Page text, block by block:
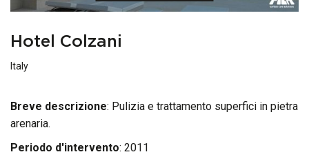
Hotel Colzani
Italy
Breve descrizione: Pulizia e trattamento superfici in pietra
arenaria.
Periodo d'intervento: 2011